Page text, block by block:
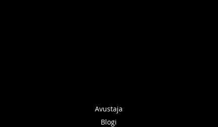
Avustaja
Blogi